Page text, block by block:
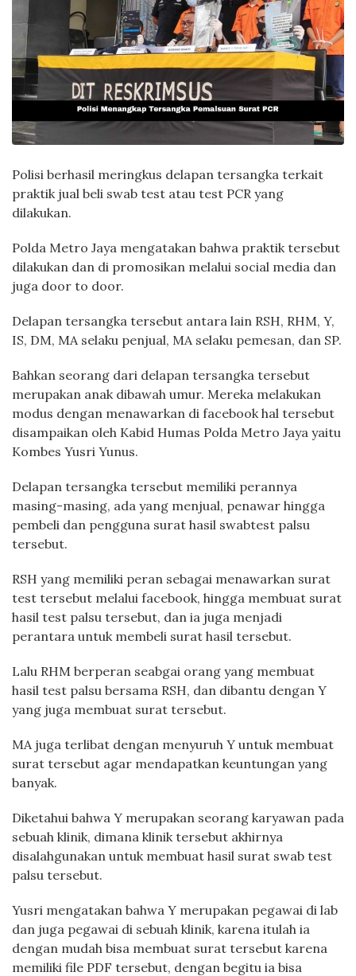
Polisi berhasil meringkus delapan tersangka terkait
praktik jual beli swab test atau test PCR yang
dilakukan.
Polda Metro Jaya mengatakan bahwa praktik tersebut
dilakukan dan di promosikan melalui social media dan
juga door to door.
Delapan tersangka tersebut antara lain RSH, RHM, Y,
IS, DM, MA selaku penjual, MA selaku pemesan, dan SP.
Bahkan seorang dari delapan tersangka tersebut
merupakan anak dibawah umur. Mereka melakukan
modus dengan menawarkan di facebook hal tersebut
disampaikan oleh Kabid Humas Polda Metro Jaya yaitu
Kombes Yusri Yunus.
Delapan tersangka tersebut memiliki perannya
masing-masing, ada yang menjual, penawar hingga
pembeli dan pengguna surat hasil swabtest palsu
tersebut.
RSH yang memiliki peran sebagai menawarkan surat
test tersebut melalui facebook, hingga membuat surat
hasil test palsu tersebut, dan ia juga menjadi
perantara untuk membeli surat hasil tersebut.
Lalu RHM berperan seabgai orang yang membuat
hasil test palsu bersama RSH, dan dibantu dengan Y
yang juga membuat surat tersebut.
MA juga terlibat dengan menyuruh Y untuk membuat
surat tersebut agar mendapatkan keuntungan yang
banyak.
Diketahui bahwa Y merupakan seorang karyawan pada
sebuah klinik, dimana klinik tersebut akhirnya
disalahgunakan untuk membuat hasil surat swab test
palsu tersebut.
Yusri mengatakan bahwa Y merupakan pegawai di lab
dan juga pegawai di sebuah klinik, karena itulah ia
dengan mudah bisa membuat surat tersebut karena
memiliki file PDF tersebut, dengan begitu ia bisa